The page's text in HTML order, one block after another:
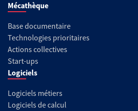
Mécathèque
Base documentaire
Technologies prioritaires
Actions collectives
Start-ups
Logiciels
Logiciels métiers
Logiciels de calcul